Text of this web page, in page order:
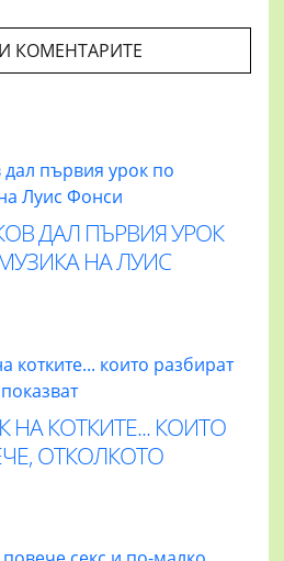
КОМЕНТАРИТЕ
ДАЛ ПЪРВИЯ УРОК
НА ЛУИС
НА КОТКИТЕ... КОИТО
ОТКОЛКОТО